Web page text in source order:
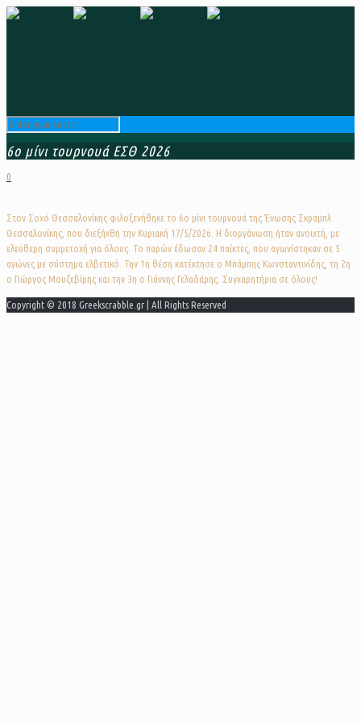
6ο μίνι τουρνουά ΕΣΘ 2026
0
Στον Σοχό Θεσσαλονίκης φιλοξενήθηκε το 6ο μίνι τουρνουά της Ένωσης Σκραμπλ
Θεσσαλονίκης, που διεξήχθη την Κυριακή 17/5/2026. Η διοργάνωση ήταν ανοιχτή, με
ελεύθερη συμμετοχή για όλους. Το παρών έδωσαν 24 παίκτες, που αγωνίστηκαν σε 5
αγώνες με σύστημα ελβετικό. Την 1η θέση κατέκτησε ο Μπάμπης Κωνσταντινίδης, τη 2η
ο Γιώργος Μουζεβίρης και την 3η ο Γιάννης Γελαδάρης. Συγχαρητήρια σε όλους!
Copyright © 2018 Greekscrabble.gr | All Rights Reserved